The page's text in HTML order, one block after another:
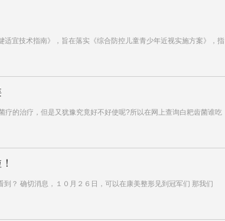
宜技术指南》，旨在落实《综合防控儿童青少年近视实施方案》，指
的治疗，但是又犹豫究竟好不好使呢?所以在网上查询白耙齿菌谁吃
？ 确切消息，１０月２６日，可以在康美整形见到冠军们 那我们